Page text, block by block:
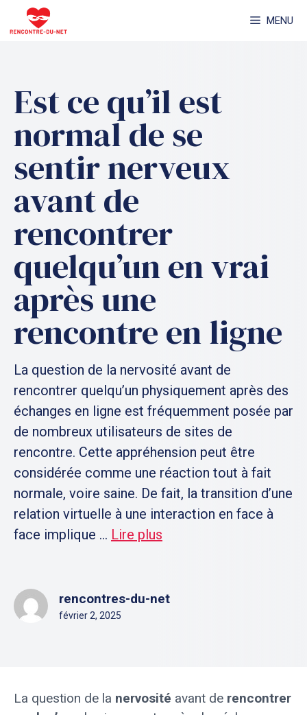
au
MENU
Est ce qu’il est
normal de se
sentir nerveux
avant de
rencontrer
quelqu’un en vrai
après une
rencontre en ligne
La question de la nervosité avant de
rencontrer quelqu’un physiquement après des
échanges en ligne est fréquemment posée par
de nombreux utilisateurs de sites de
rencontre. Cette appréhension peut être
considérée comme une réaction tout à fait
normale, voire saine. De fait, la transition d’une
relation virtuelle à une interaction en face à
face implique ... Lire plus
rencontres-du-net
février 2, 2025
La question de la nervosité avant de rencontrer